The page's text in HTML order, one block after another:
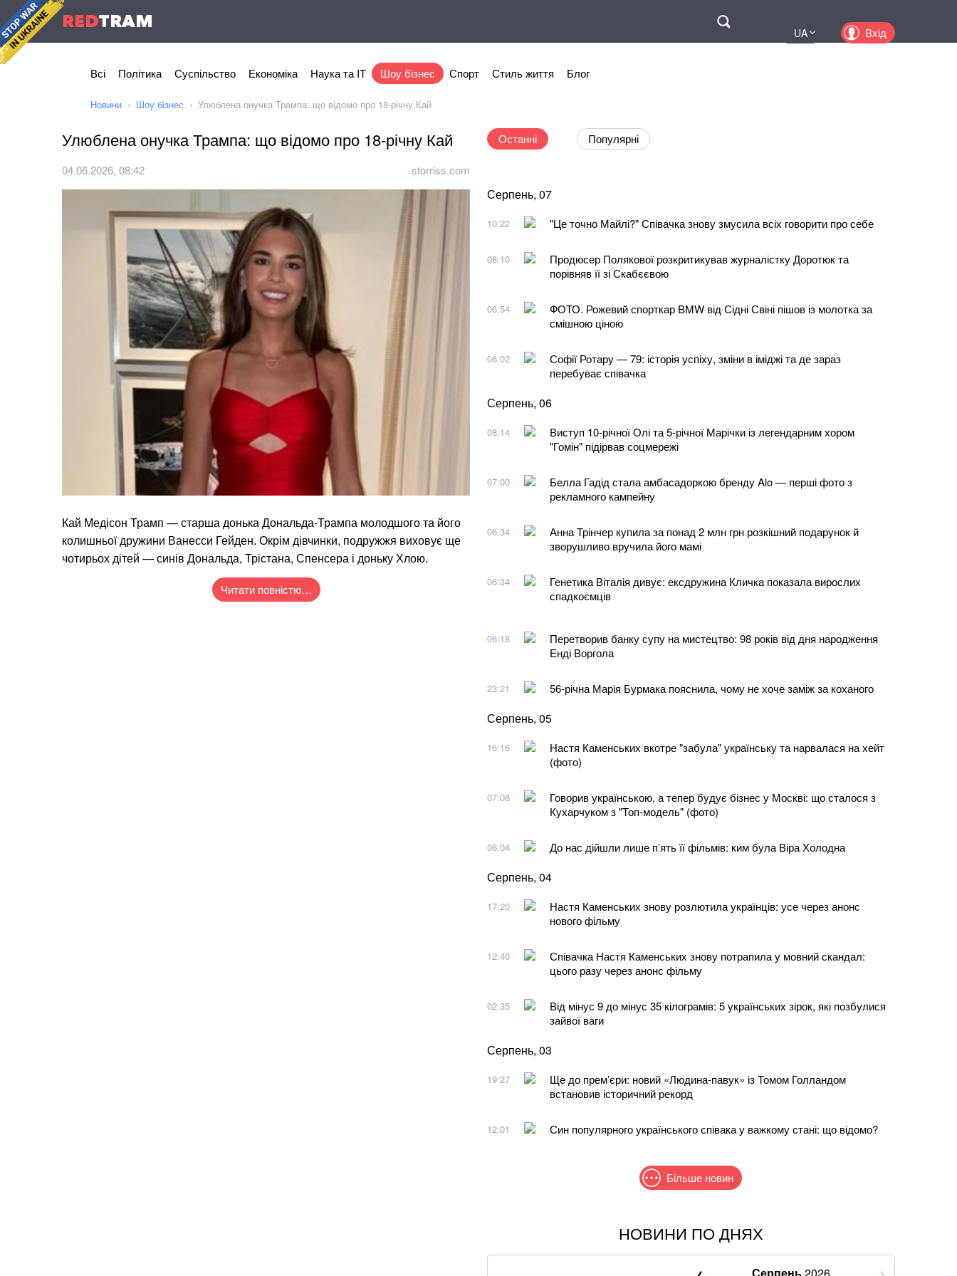
REDTRAM
UA
Вхід
Всі Політика Суспільство Економіка Наука та IT Шоу бізнес Спорт Стиль життя Блог
Новини Шоу бізнес Улюблена онучка Трампа: що відомо про 18-річну Кай
Улюблена онучка Трампа: що відомо про 18-річну Кай
04.06.2026, 08:42 storriss.com
Кай Медісон Трамп — старша донька Дональда-Трампа молодшого та його
колишньої дружини Ванесси Гейден. Окрім дівчинки, подружжя виховує ще
чотирьох дітей — синів Дональда, Трістана, Спенсера і доньку Хлою.
Читати повністю…
Останні Популярні
Серпень, 07
10:22 "Це точно Майлі?" Співачка знову змусила всіх говорити про себе
08:10
Продюсер Полякової розкритикував журналістку Доротюк та
порівняв її зі Скабєєвою
06:54
ФОТО. Рожевий спорткар BMW від Сідні Свіні пішов із молотка за
смішною ціною
06:02
Софії Ротару — 79: історія успіху, зміни в іміджі та де зараз
перебуває співачка
Серпень, 06
08:14
Виступ 10-річної Олі та 5-річної Марічки із легендарним хором
"Гомін" підірвав соцмережі
07:00
Белла Гадід стала амбасадоркою бренду Alo — перші фото з
рекламного кампейну
06:34
Анна Трінчер купила за понад 2 млн грн розкішний подарунок й
зворушливо вручила його мамі
06:34
Генетика Віталія дивує: ексдружина Кличка показала вирослих
спадкоємців
06:18
Перетворив банку супу на мистецтво: 98 років від дня народження
Енді Воргола
23:21 56-річна Марія Бурмака пояснила, чому не хоче заміж за коханого
Серпень, 05
16:16
Настя Каменських вкотре "забула" українську та нарвалася на хейт
(фото)
07:08
Говорив українською, а тепер будує бізнес у Москві: що сталося з
Кухарчуком з "Топ-модель" (фото)
06:04 До нас дійшли лише п’ять її фільмів: ким була Віра Холодна
Серпень, 04
17:20
Настя Каменських знову розлютила українців: усе через анонс
нового фільму
12:40
Співачка Настя Каменських знову потрапила у мовний скандал:
цього разу через анонс фільму
02:35
Від мінус 9 до мінус 35 кілограмів: 5 українських зірок, які позбулися
зайвої ваги
Серпень, 03
19:27
Ще до прем’єри: новий «Людина-павук» із Томом Голландом
встановив історичний рекорд
12:01 Син популярного українського співака у важкому стані: що відомо?
Більше новин
Понад 9,2 млрд грн: що відомо про нову гучну справу "ПриватБанку"
Зеленський та Сибіга відреагували на ухвалення «пекельних
НОВИНИ ПО ДНЯХ